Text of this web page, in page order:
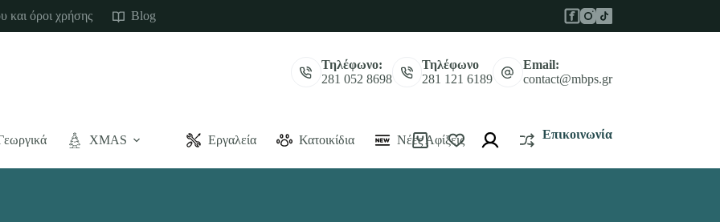
και όροι χρήσης Blog
Τηλέφωνο:
281 052 8698
Τηλέφωνο
281 121 6189
Email:
contact@mbps.gr
XMAS Εργαλεία Κατοικίδια Νέες Αφίξεις
Καλάθι
Επικοινωνία